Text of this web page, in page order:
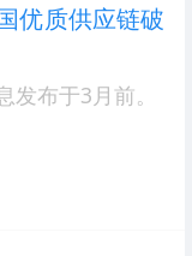
优质供应链破
发布于3月前。